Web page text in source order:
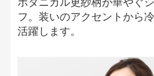
フ。装いのアクセントから
活躍します。